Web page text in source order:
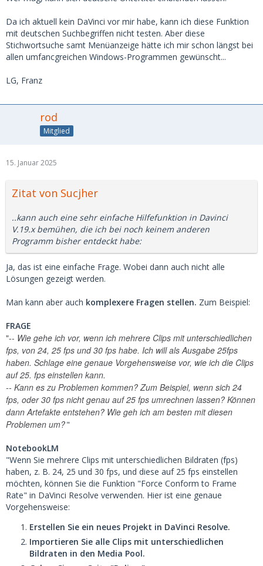
Da ich aktuell kein DaVinci vor mir habe, kann ich diese Funktion
mit deutschen Suchbegriffen nicht testen. Aber diese
Stichwortsuche samt Menüanzeige hätte ich mir schon längst bei
allen umfancgreichen Windows-Programmen gewünscht...
LG, Franz
rod
Mitglied
15. Januar 2025
Zitat von Sucjher
..kann auch eine sehr einfache Hilfefunktion in Davinci
V.19.x bemühen, die ich bei noch keinem anderen
Programm bisher entdeckt habe:
Ja, das ist eine einfache Frage. Wobei dann auch nicht alle
Lösungen gezeigt werden.
Man kann aber auch komplexere Fragen stellen. Zum Beispiel:
FRAGE
"-- Wie gehe ich vor, wenn ich mehrere Clips mit unterschiedlichen
fps, von 24, 25 fps und 30 fps habe. Ich will als Ausgabe 25fps
haben. Schlage eine genaue Vorgehensweise vor, wie ich die Clips
auf 25. fps einstellen kann.
-- Kann es zu Problemen kommen? Zum Beispiel, wenn sich 24
fps, oder 30 fps nicht genau auf 25 fps umrechnen lassen? Können
dann Artefakte entstehen? Wie geh ich am besten mit diesen
Problemen um?"
NotebookLM
"Wenn Sie mehrere Clips mit unterschiedlichen Bildraten (fps)
haben, z. B. 24, 25 und 30 fps, und diese auf 25 fps einstellen
möchten, können Sie die Funktion "Force Conform to Frame
Rate" in DaVinci Resolve verwenden. Hier ist eine genaue
Vorgehensweise:
Erstellen Sie ein neues Projekt in DaVinci Resolve.
Importieren Sie alle Clips mit unterschiedlichen
Bildraten in den Media Pool.